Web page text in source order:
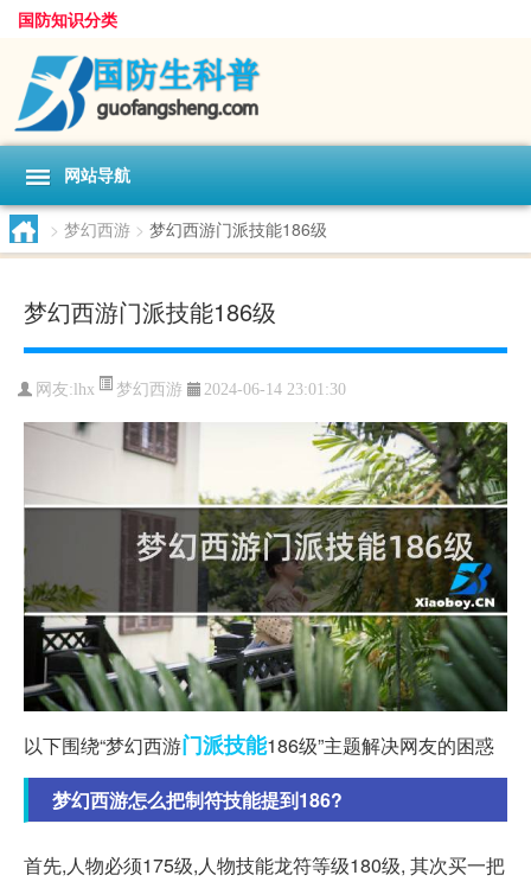
国防知识分类
网站导航
> 梦幻西游 > 梦幻西游门派技能186级
梦幻西游门派技能186级
网友:lhx 梦幻西游 2024-06-14 23:01:30
以下围绕“梦幻西游门派技能186级”主题解决网友的困惑
梦幻西游怎么把制符技能提到186?
首先,人物必须175级,人物技能龙符等级180级, 其次买一把